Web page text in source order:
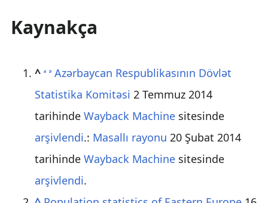
Kaynakça
^ a b Azərbaycan Respublikasının Dövlət
Statistika Komitəsi 2 Temmuz 2014
tarihinde Wayback Machinesitesinde
arşivlendi.: Masallı rayonu 20 Şubat 2014
tarihinde Wayback Machinesitesinde
arşivlendi.